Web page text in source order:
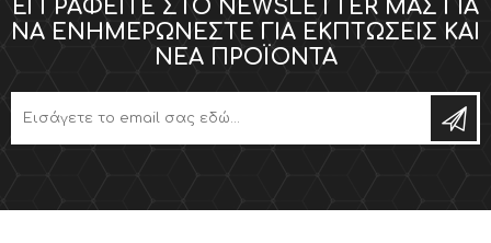
ΕΓΓΡΑΦΕΊΤΕ ΣΤΟ NEWSLETTER ΜΑΣ ΓΙΑ
ΝΑ ΕΝΗΜΕΡΏΝΕΣΤΕ ΓΙΑ ΕΚΠΤΏΣΕΙΣ ΚΑΙ
ΝΈΑ ΠΡΟΪΌΝΤΑ